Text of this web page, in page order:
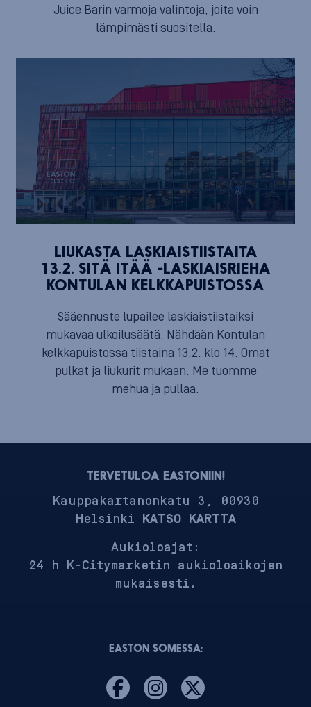
Juice Barin varmoja valintoja, joita voin
lämpimästi suositella.
LIUKASTA LASKIAISTIISTAITA
13.2. SITÄ ITÄÄ -LASKIAISRIEHA
KONTULAN KELKKAPUISTOSSA
Sääennuste lupailee laskiaistiistaiksi
mukavaa ulkoilusäätä. Nähdään Kontulan
kelkkapuistossa tiistaina 13.2. klo 14. Omat
pulkat ja liukurit mukaan. Me tuomme
mehua ja pullaa.
TERVETULOA EASTONIIN!
Kauppakartanonkatu 3, 00930
Helsinki KATSO KARTTA
Aukioloajat:
24 h K-Citymarketin aukioloaikojen
mukaisesti.
EASTON SOMESSA: